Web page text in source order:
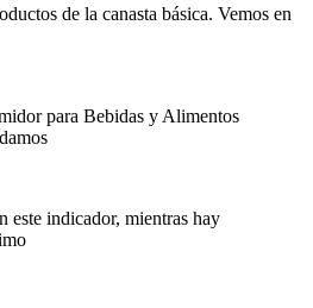
de la canasta básica. Vemos en
para Bebidas y Alimentos
este indicador, mientras hay